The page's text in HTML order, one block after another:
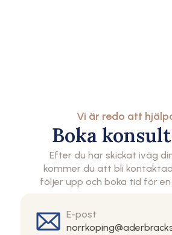
Vi är redo att
Boka
Efter du har skickat iväg
kommer du att bli
följer upp och boka tid för
E-post